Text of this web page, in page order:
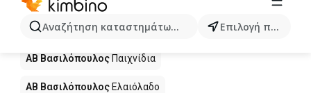
Αναζήτηση καταστημάτων, κατηγοριών, προϊόντων...
Επιλογή πόλης
Άλλα προϊόντα στα καταστήματα ΑΒ
Βασιλόπουλος
ΑΒ Βασιλόπουλος Παιχνίδια
ΑΒ Βασιλόπουλος Ελαιόλαδο